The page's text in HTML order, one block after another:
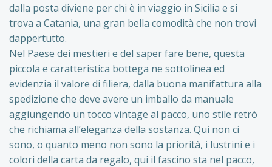
dalla posta diviene per chi è in viaggio in Sicilia e si
trova a Catania, una gran bella comodità che non trovi
dappertutto.
Nel Paese dei mestieri e del saper fare bene, questa
piccola e caratteristica bottega ne sottolinea ed
evidenzia il valore di filiera, dalla buona manifattura alla
spedizione che deve avere un imballo da manuale
aggiungendo un tocco vintage al pacco, uno stile retrò
che richiama all’eleganza della sostanza. Qui non ci
sono, o quanto meno non sono la priorità, i lustrini e i
colori della carta da regalo, qui il fascino sta nel pacco,